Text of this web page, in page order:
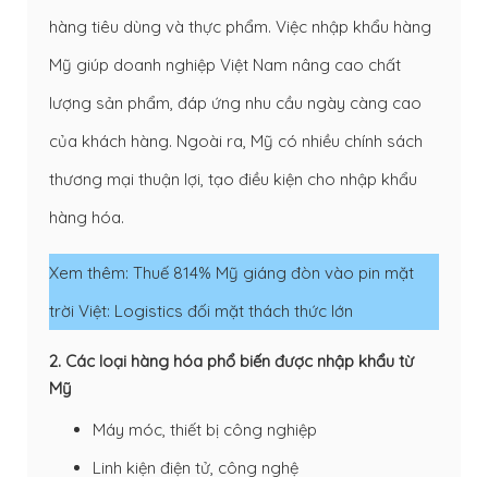
hàng tiêu dùng và thực phẩm. Việc nhập khẩu hàng
Mỹ giúp doanh nghiệp Việt Nam nâng cao chất
lượng sản phẩm, đáp ứng nhu cầu ngày càng cao
của khách hàng. Ngoài ra, Mỹ có nhiều chính sách
thương mại thuận lợi, tạo điều kiện cho nhập khẩu
hàng hóa.
Xem thêm: Thuế 814% Mỹ giáng đòn vào pin mặt
trời Việt: Logistics đối mặt thách thức lớn
2. Các loại hàng hóa phổ biến được nhập khẩu từ
Mỹ
Máy móc, thiết bị công nghiệp
Linh kiện điện tử, công nghệ